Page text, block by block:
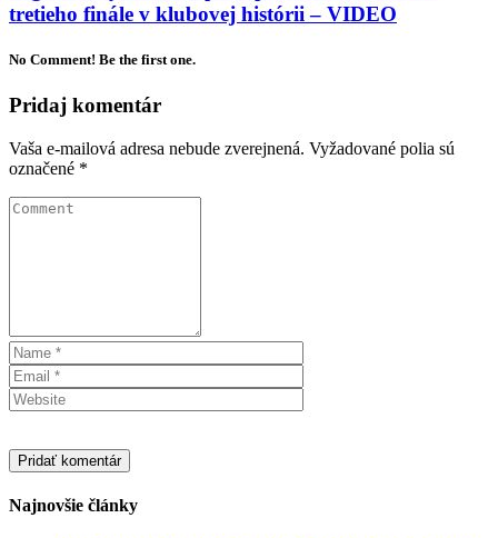
tretieho finále v klubovej histórii – VIDEO
No Comment! Be the first one.
Pridaj komentár
Vaša e-mailová adresa nebude zverejnená. Vyžadované polia sú
označené *
Najnovšie články